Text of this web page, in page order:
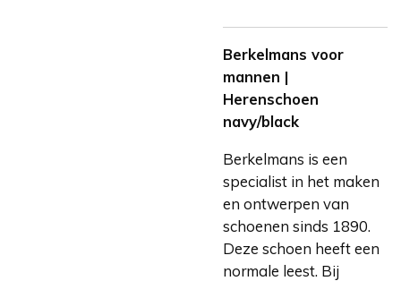
Berkelmans voor
mannen |
Herenschoen
navy/black
Berkelmans is een
specialist in het maken
en ontwerpen van
schoenen sinds 1890.
Deze schoen heeft een
normale leest. Bij